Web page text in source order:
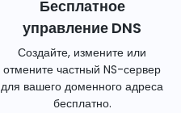
Бесплатное
управление DNS
Создайте, измените или
отмените частный NS-сервер
для вашего доменного адреса
бесплатно.